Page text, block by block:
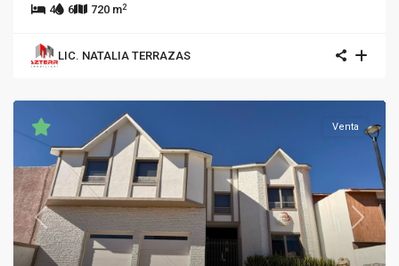
4 6 720 m2
LIC. NATALIA TERRAZAS
Previous Next
Venta